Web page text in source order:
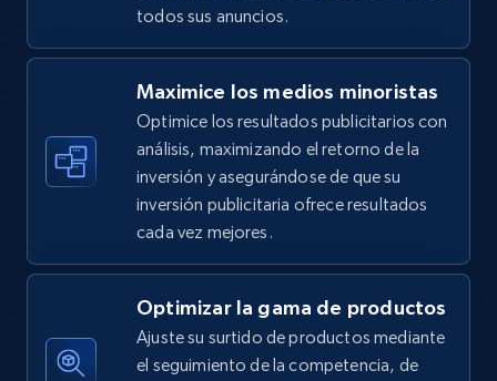
price, Final price, Discount percent, and more.
TikTok Shop - Collect TikTok shop products
by keywords search
URL, Title, Available, Description, Currency, Initial
price, Final price, Discount percent, and more.
Comenzar ahora
todos sus anuncios.
Maximice los medios minoristas
Optimice los resultados publicitarios con
análisis, maximizando el retorno de la
inversión y asegurándose de que su
inversión publicitaria ofrece resultados
cada vez mejores.
Optimizar la gama de productos
Ajuste su surtido de productos mediante
el seguimiento de la competencia, de